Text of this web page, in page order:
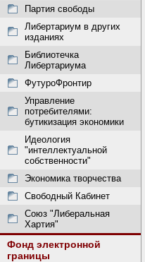
Партия свободы
Либертариум в других
изданиях
Библиотечка
Либертариума
ФутуроФронтир
Управление
потребителями:
бутикизация экономики
Идеология
"интеллектуальной
собственности"
Экономика творчества
Свободный Кабинет
Союз "Либеральная
Хартия"
Фонд электронной
границы